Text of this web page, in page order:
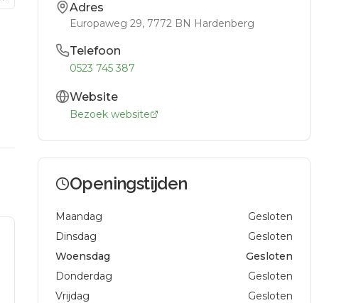
Adres
Europaweg 29, 7772 BN Hardenberg
Telefoon
0523 745 387
Website
Bezoek website
Openingstijden
Maandag
Gesloten
Dinsdag
Gesloten
Woensdag
Gesloten
Donderdag
Gesloten
Vrijdag
Gesloten